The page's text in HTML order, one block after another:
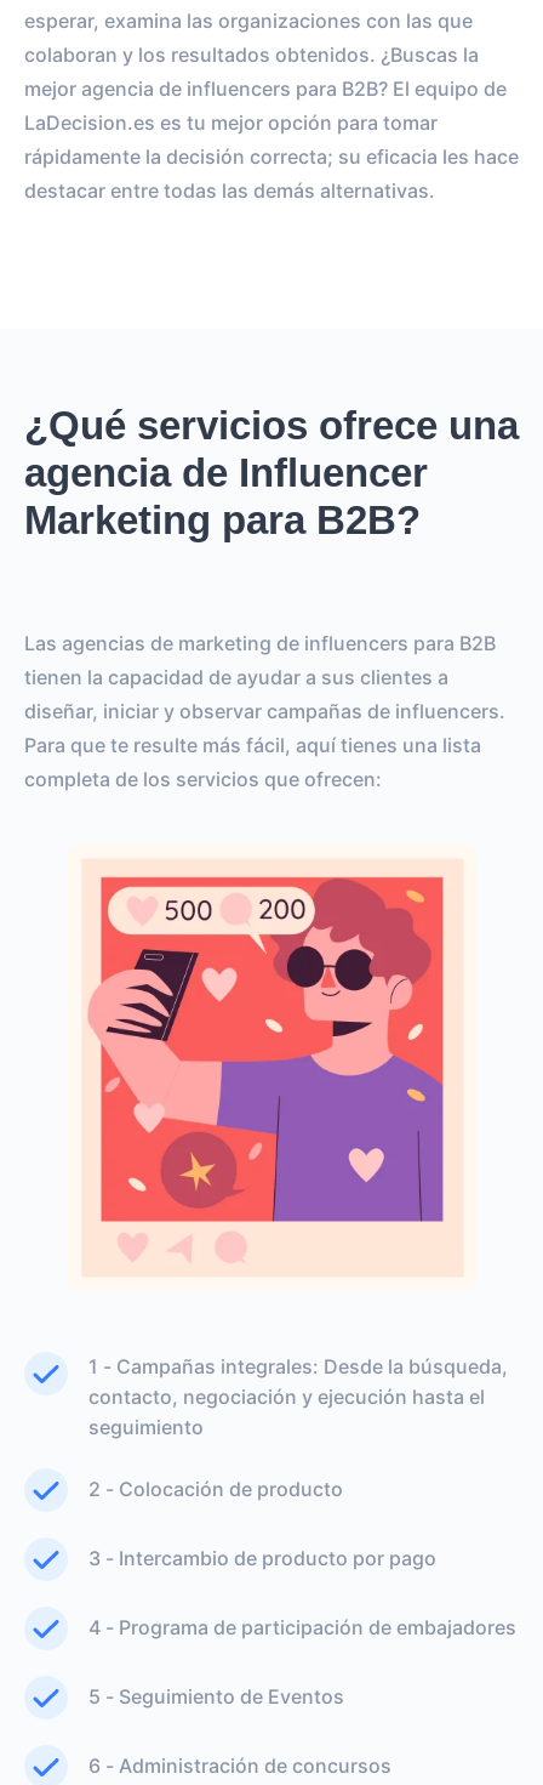
esperar, examina las organizaciones con las que
colaboran y los resultados obtenidos. ¿Buscas la
mejor agencia de influencers para B2B? El equipo de
LaDecision.es es tu mejor opción para tomar
rápidamente la decisión correcta; su eficacia les hace
destacar entre todas las demás alternativas.
¿Qué servicios ofrece una
agencia de Influencer
Marketing para B2B?
Las agencias de marketing de influencers para B2B
tienen la capacidad de ayudar a sus clientes a
diseñar, iniciar y observar campañas de influencers.
Para que te resulte más fácil, aquí tienes una lista
completa de los servicios que ofrecen:
1 - Campañas integrales: Desde la búsqueda,
contacto, negociación y ejecución hasta el
seguimiento
2 - Colocación de producto
3 - Intercambio de producto por pago
4 - Programa de participación de embajadores
5 - Seguimiento de Eventos
6 - Administración de concursos